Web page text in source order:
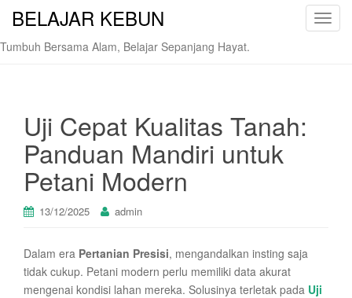
T
BELAJAR KEBUN
Tumbuh Bersama Alam, Belajar Sepanjang Hayat.
Uji Cepat Kualitas Tanah:
Panduan Mandiri untuk
Petani Modern
13/12/2025 admin
Dalam era Pertanian Presisi, mengandalkan insting saja
tidak cukup. Petani modern perlu memiliki data akurat
mengenai kondisi lahan mereka. Solusinya terletak pada Uji